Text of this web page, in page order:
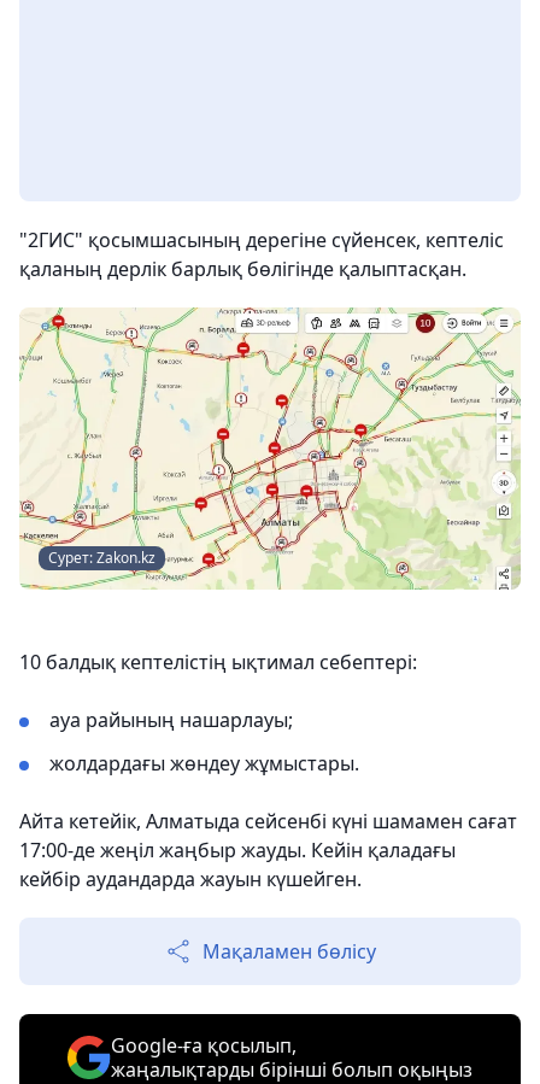
"2ГИС" қосымшасының дерегіне сүйенсек, кептеліс
қаланың дерлік барлық бөлігінде қалыптасқан.
Сурет: Zakon.kz
10 балдық кептелістің ықтимал себептері:
ауа райының нашарлауы;
жолдардағы жөндеу жұмыстары.
Айта кетейік, Алматыда сейсенбі күні шамамен сағат
17:00-де жеңіл жаңбыр жауды. Кейін қаладағы
кейбір аудандарда жауын күшейген.
Мақаламен бөлісу
Google-ға қосылып,
жаңалықтарды бірінші болып оқыңыз